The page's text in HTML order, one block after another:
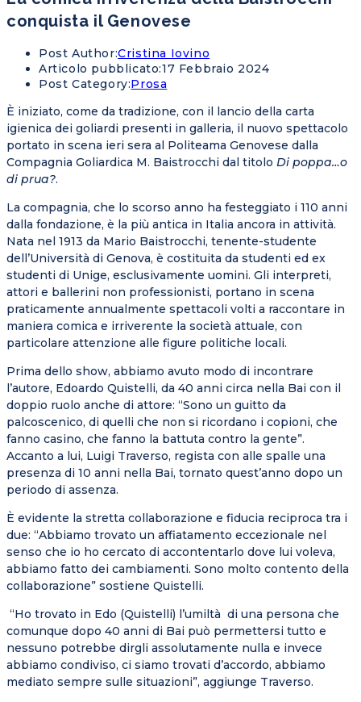
conquista il Genovese
Post Author:Cristina Iovino
Articolo pubblicato:17 Febbraio 2024
Post Category:Prosa
È iniziato, come da tradizione, con il lancio della carta
igienica dei goliardi presenti in galleria, il nuovo spettacolo
portato in scena ieri sera al Politeama Genovese dalla
Compagnia Goliardica M. Baistrocchi dal titolo Di poppa…o
di prua?.
La compagnia, che lo scorso anno ha festeggiato i 110 anni
dalla fondazione, è la più antica in Italia ancora in attività.
Nata nel 1913 da Mario Baistrocchi, tenente-studente
dell’Università di Genova, è costituita da studenti ed ex
studenti di Unige, esclusivamente uomini. Gli interpreti,
attori e ballerini non professionisti, portano in scena
praticamente annualmente spettacoli volti a raccontare in
maniera comica e irriverente la società attuale, con
particolare attenzione alle figure politiche locali.
Prima dello show, abbiamo avuto modo di incontrare
l’autore, Edoardo Quistelli, da 40 anni circa nella Bai con il
doppio ruolo anche di attore: “Sono un guitto da
palcoscenico, di quelli che non si ricordano i copioni, che
fanno casino, che fanno la battuta contro la gente”.
Accanto a lui, Luigi Traverso, regista con alle spalle una
presenza di 10 anni nella Bai, tornato quest’anno dopo un
periodo di assenza.
È evidente la stretta collaborazione e fiducia reciproca tra i
due: “Abbiamo trovato un affiatamento eccezionale nel
senso che io ho cercato di accontentarlo dove lui voleva,
abbiamo fatto dei cambiamenti. Sono molto contento della
collaborazione” sostiene Quistelli.
“Ho trovato in Edo (Quistelli) l’umiltà di una persona che
comunque dopo 40 anni di Bai può permettersi tutto e
nessuno potrebbe dirgli assolutamente nulla e invece
abbiamo condiviso, ci siamo trovati d’accordo, abbiamo
mediato sempre sulle situazioni”, aggiunge Traverso.